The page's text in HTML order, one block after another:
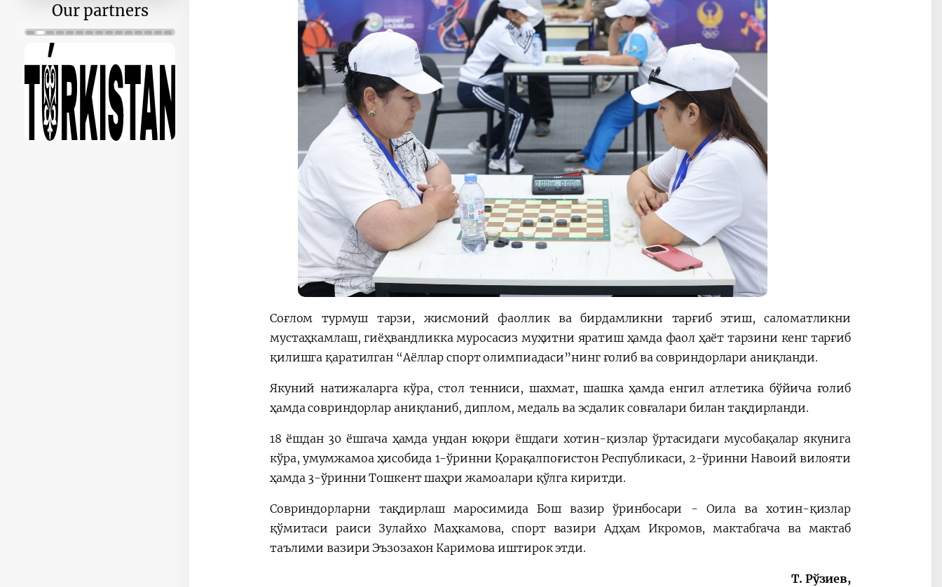
Our partners
Соғлом турмуш тарзи, жисмоний фаоллик ва бирдамликни тарғиб этиш, саломатликни
мустаҳкамлаш, гиёҳвандликка муросасиз муҳитни яратиш ҳамда фаол ҳаёт тарзини кенг тарғиб
қилишга қаратилган “Аёллар спорт олимпиадаси”нинг ғолиб ва совриндорлари аниқланди.
Якуний натижаларга кўра, стол тенниси, шахмат, шашка ҳамда енгил атлетика бўйича ғолиб
ҳамда совриндорлар аниқланиб, диплом, медаль ва эсдалик совғалари билан тақдирланди.
18 ёшдан 30 ёшгача ҳамда ундан юқори ёшдаги хотин-қизлар ўртасидаги мусобақалар якунига
кўра, умумжамоа ҳисобида 1-ўринни Қорақалпоғистон Республикаси, 2-ўринни Навоий вилояти
ҳамда 3-ўринни Тошкент шаҳри жамоалари қўлга киритди.
Совриндорларни тақдирлаш маросимида Бош вазир ўринбосари - Оила ва хотин-қизлар
қўмитаси раиси Зулайхо Маҳкамова, спорт вазири Адҳам Икромов, мактабгача ва мактаб
таълими вазири Эъзозахон Каримова иштирок этди.
Т. Рўзиев,